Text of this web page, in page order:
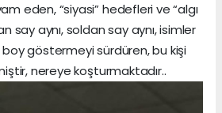
eden, “siyasi” hedefleri ve “algı
say aynı, soldan say aynı, isimler
göstermeyi sürdüren, bu kişi
nereye koşturmaktadır..